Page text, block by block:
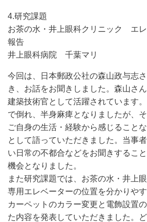
4.研究課題
お茶の水・井上眼科クリニック エ
報告
井上眼科病院 千葉マリ
今回は、日本郵政公社の森山政与志
き、お話をお聞きしました。森山さ
建築技術官として活躍されています
で倒れ、半身麻痺となりましたが、
ご自身の生活・経験から感じること
として語っていただきました。当事
い日常の不都合などをお聞きするこ
機会となりました。
また研究課題では、お茶の水・井上
専用エレベーターの位置を分かりや
カーペットのカラー変更と電飾設置
た内容を発表していただきました。